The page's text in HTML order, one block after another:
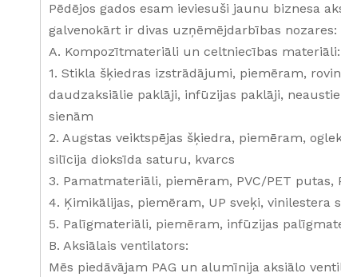
Pēdējos gados esam ieviesuši jaunu biznesa
galvenokārt ir divas uzņēmējdarbības nozares:
A. Kompozītmateriāli un celtniecības materiāli:
1. Stikla šķiedras izstrādājumi, piemēram,
daudzaksiālie paklāji, infūzijas paklāji,
sienām
2. Augstas veiktspējas šķiedra, piemēram,
silīcija dioksīda saturu, kvarcs
3. Pamatmateriāli, piemēram, PVC/PET putas,
4. Ķimikālijas, piemēram, UP sveķi, vinilestera
5. Palīgmateriāli, piemēram, infūzijas
B. Aksiālais ventilators:
Mēs piedāvājam PAG un alumīnija aksiālo